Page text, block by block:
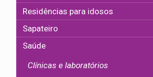
Residências para idosos
Sapateiro
Saúde
Clínicas e laboratórios